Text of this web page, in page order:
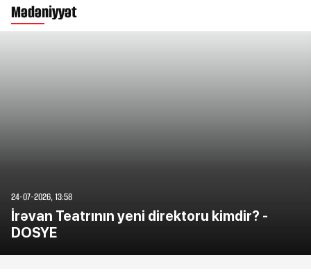
Mədəniyyət
24-07-2026, 13:58
İrəvan Teatrının yeni direktoru kimdir? -
DOSYE